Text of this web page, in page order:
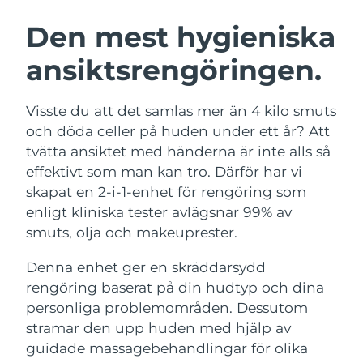
Den mest hygieniska
ansiktsrengöringen.
Visste du att det samlas mer än 4 kilo smuts
och döda celler på huden under ett år? Att
tvätta ansiktet med händerna är inte alls så
effektivt som man kan tro. Därför har vi
skapat en 2-i-1-enhet för rengöring som
enligt kliniska tester avlägsnar 99% av
smuts, olja och makeuprester.
Denna enhet ger en skräddarsydd
rengöring baserat på din hudtyp och dina
personliga problemområden. Dessutom
stramar den upp huden med hjälp av
guidade massagebehandlingar för olika
LUNA™ 4-paket
Anti-aging massage
LUNA™ 4 Plus
Massage, LED heating
LUNA™ 4 Men
For men, anti-aging massage
BEAR™ 2-paket
Microcurrent toning
BEAR™ 2 go
Microcurrent toning on-the-go
BEAR™ 2 eyes & lips
Microcurrent line smoothing device
Återfuktning
UFO™ 3-paket
Deep facial hydration
UFO™ 3 LED
Near-infrared and red light therapy
device
Munvård
issa™ 4
Hybrid silicone sonic toothbrush
issa™ 4 plus
Smart hybrid silicone sonic toothbrush
FAQ™ ANTI-AGING-BEHANDLING
Anti-aging LED-behandlingar
NEW
Österrike Förväntad leverans 10/08/2026
Bahrain Förväntad leverans 11/08/2026
Belgien
Bermuda Förväntad leverans16/08/2026
Bosnien och
Hercegovina
Förväntad leverans 13/08/2026
Brunei Förväntad leverans
Bulgarien Förväntad leverans
Kanada Förväntad leverans14/08/2026
Chile Förväntad leverans14/08/2026